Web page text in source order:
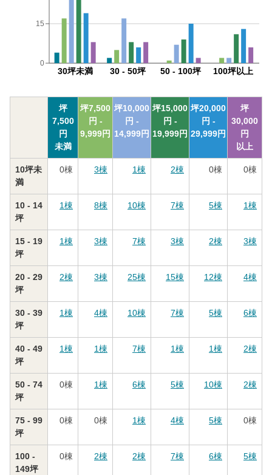
30坪未満 30 - 50坪 50 - 100坪 100坪以上
0
15
坪
7,500
円
未満
坪7,500
円 -
9,999円
坪10,000
円 -
14,999円
坪15,000
円 -
19,999円
坪20,000
円 -
29,999円
坪
30,000
円
以上
10坪未
満
0棟 3棟 1棟 2棟 0棟 0棟
10 - 14
坪
1棟 8棟 10棟 7棟 5棟 1棟
15 - 19
坪
1棟 3棟 7棟 3棟 2棟 3棟
20 - 29
坪
2棟 3棟 25棟 15棟 12棟 4棟
30 - 39
坪
1棟 4棟 10棟 7棟 5棟 6棟
40 - 49
坪
1棟 1棟 7棟 1棟 1棟 2棟
50 - 74
坪
0棟 1棟 6棟 5棟 10棟 2棟
75 - 99
坪
0棟 0棟 1棟 4棟 5棟 0棟
100 -
149坪
0棟 2棟 2棟 7棟 6棟 5棟